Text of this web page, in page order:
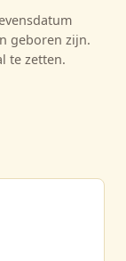
geboren zijn.
te zetten.